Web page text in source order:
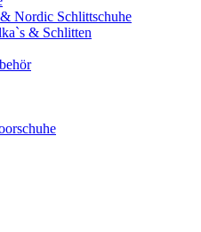
& Nordic Schlittschuhe
& Schlitten